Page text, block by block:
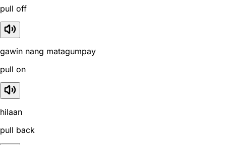
pull off
gawin nang matagumpay
pull on
hilaan
pull back